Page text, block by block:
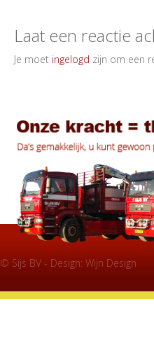
Laat een reactie
Je moet ingelogd zijn om een
© Sijs BV - Design: Wijn Design